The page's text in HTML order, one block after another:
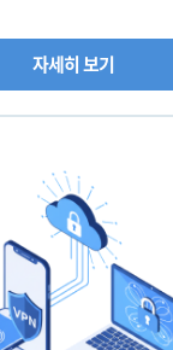
자세히 보기